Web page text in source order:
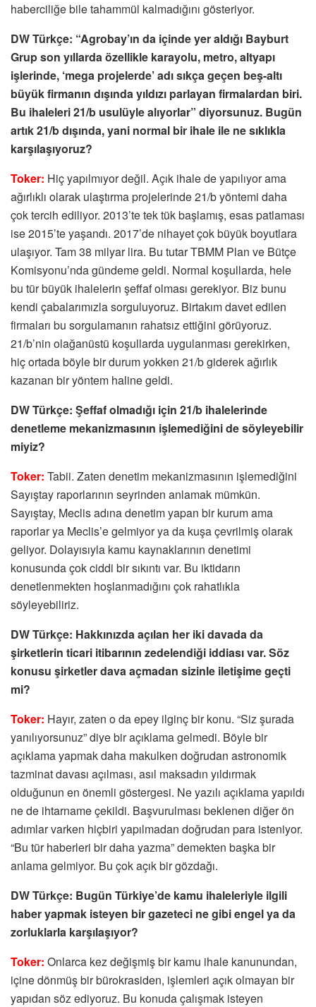
haberciliğe bile tahammül kalmadığını gösteriyor.
DW Türkçe: “Agrobay’ın da içinde yer aldığı Bayburt
Grup son yıllarda özellikle karayolu, metro, altyapı
işlerinde, ‘mega projelerde’ adı sıkça geçen beş-altı
büyük firmanın dışında yıldızı parlayan firmalardan biri.
Bu ihaleleri 21/b usulüyle alıyorlar” diyorsunuz. Bugün
artık 21/b dışında, yani normal bir ihale ile ne sıklıkla
karşılaşıyoruz?
Toker: Hiç yapılmıyor değil. Açık ihale de yapılıyor ama
ağırlıklı olarak ulaştırma projelerinde 21/b yöntemi daha
çok tercih ediliyor. 2013’te tek tük başlamış, esas patlaması
ise 2015’te yaşandı. 2017’de nihayet çok büyük boyutlara
ulaşıyor. Tam 38 milyar lira. Bu tutar TBMM Plan ve Bütçe
Komisyonu’nda gündeme geldi. Normal koşullarda, hele
bu tür büyük ihalelerin şeffaf olması gerekiyor. Biz bunu
kendi çabalarımızla sorguluyoruz. Birtakım davet edilen
firmaları bu sorgulamanın rahatsız ettiğini görüyoruz.
21/b’nin olağanüstü koşullarda uygulanması gerekirken,
hiç ortada böyle bir durum yokken 21/b giderek ağırlık
kazanan bir yöntem haline geldi.
DW Türkçe: Şeffaf olmadığı için 21/b ihalelerinde
denetleme mekanizmasının işlemediğini de söyleyebilir
miyiz?
Toker: Tabii. Zaten denetim mekanizmasının işlemediğini
Sayıştay raporlarının seyrinden anlamak mümkün.
Sayıştay, Meclis adına denetim yapan bir kurum ama
raporlar ya Meclis’e gelmiyor ya da kuşa çevrilmiş olarak
geliyor. Dolayısıyla kamu kaynaklarının denetimi
konusunda çok ciddi bir sıkıntı var. Bu iktidarın
denetlenmekten hoşlanmadığını çok rahatlıkla
söyleyebiliriz.
DW Türkçe: Hakkınızda açılan her iki davada da
şirketlerin ticari itibarının zedelendiği iddiası var. Söz
konusu şirketler dava açmadan sizinle iletişime geçti
mi?
Toker: Hayır, zaten o da epey ilginç bir konu. “Siz şurada
yanılıyorsunuz” diye bir açıklama gelmedi. Böyle bir
açıklama yapmak daha makulken doğrudan astronomik
tazminat davası açılması, asıl maksadın yıldırmak
olduğunun en önemli göstergesi. Ne yazılı açıklama yapıldı
ne de ihtarname çekildi. Başvurulması beklenen diğer ön
adımlar varken hiçbiri yapılmadan doğrudan para isteniyor.
“Bu tür haberleri bir daha yazma” demekten başka bir
anlama gelmiyor. Bu çok açık bir gözdağı.
DW Türkçe: Bugün Türkiye’de kamu ihaleleriyle ilgili
haber yapmak isteyen bir gazeteci ne gibi engel ya da
zorluklarla karşılaşıyor?
Toker: Onlarca kez değişmiş bir kamu ihale kanunundan,
içine dönmüş bir bürokrasiden, işlemleri açık olmayan bir
yapıdan söz ediyoruz. Bu konuda çalışmak isteyen